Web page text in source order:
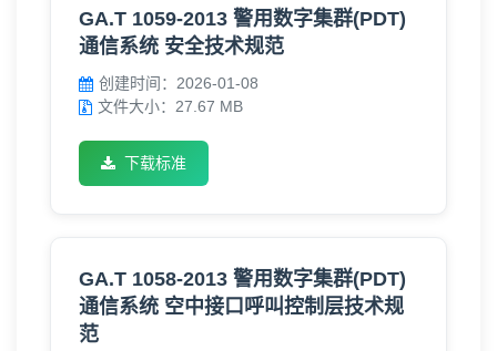
GA.T 1059-2013 警用数字集群(PDT)
通信系统 安全技术规范
创建时间：2026-01-08
文件大小：27.67 MB
下载标准
GA.T 1058-2013 警用数字集群(PDT)
通信系统 空中接口呼叫控制层技术规
范